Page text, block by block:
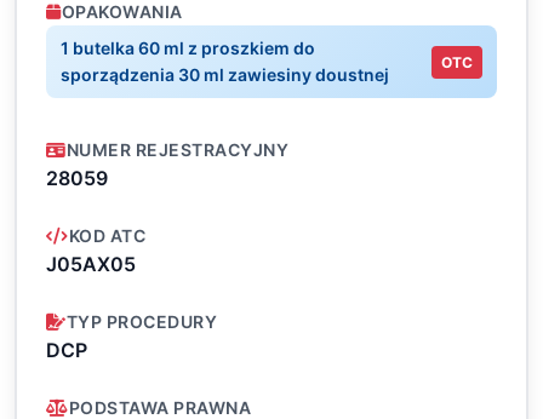
OPAKOWANIA
1 butelka 60 ml z proszkiem do
sporządzenia 30 ml zawiesiny doustnej
OTC
NUMER REJESTRACYJNY
28059
KOD ATC
J05AX05
TYP PROCEDURY
DCP
PODSTAWA PRAWNA